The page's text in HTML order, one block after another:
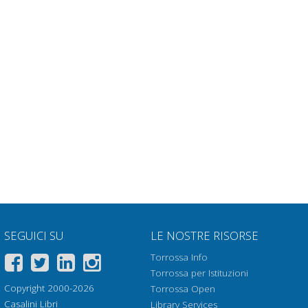
SEGUICI SU
Copyright 2000-2026
Casalini Libri
LE NOSTRE RISORSE
Torrossa Info
Torrossa per Istituzioni
Torrossa Open
Library Services